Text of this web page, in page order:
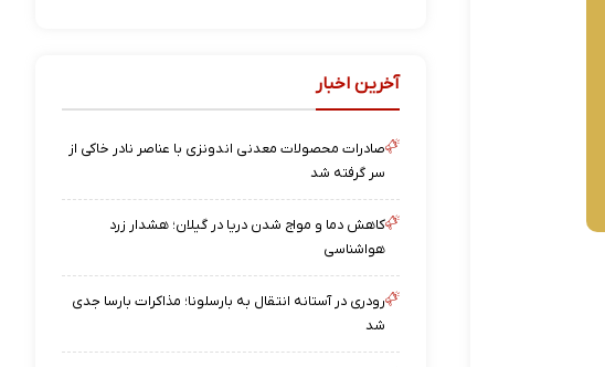
آخرین اخبار
صادرات محصولات معدنی اندونزی با عناصر نادر خاکی از
سر گرفته شد
کاهش دما و مواج شدن دریا در گیلان؛ هشدار زرد
هواشناسی
رودری در آستانه انتقال به بارسلونا؛ مذاکرات بارسا جدی
شد